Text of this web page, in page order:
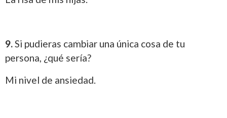
9.Si pudieras cambiar una única cosa de tu
persona, ¿qué sería?
Mi nivel de ansiedad.